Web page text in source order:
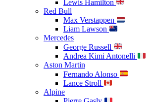
Lewis Hamilton
Red Bull
Max Verstappen
Liam Lawson
Mercedes
George Russell
Andrea Kimi Antonelli
Aston Martin
Fernando Alonso
Lance Stroll
Alpine